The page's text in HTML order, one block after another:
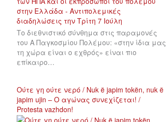
Το διεθνιστικό σύνθημα στις παραμονές
του Α Παγκοσμίου Πολέμου: «στην ίδια μας
τη χώρα είναι ο εχθρός» είναι πιο
επίκαιρο…
Ούτε γη ούτε νερό / Nuk ë japim tokën, nuk ë
japim ujin – Ο αγώνας συνεχίζεται! /
Protesta vazhdon!